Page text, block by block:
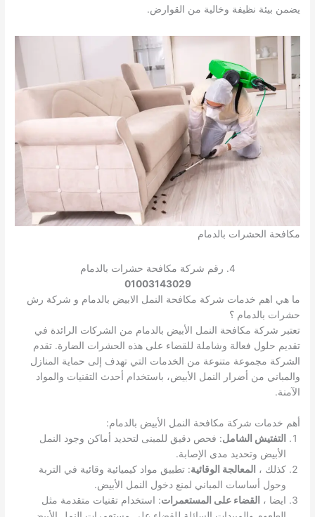
يضمن بيئة نظيفة وخالية من القوارض.
مكافحة الحشرات بالدمام
4. رقم شركة مكافحة حشرات بالدمام
01003143029
ما هي اهم خدمات شركة مكافحة النمل الابيض بالدمام و شركة رش
حشرات بالدمام ؟
تعتبر شركة مكافحة النمل الأبيض بالدمام من الشركات الرائدة في
تقديم حلول فعالة وشاملة للقضاء على هذه الحشرات الضارة. تقدم
الشركة مجموعة متنوعة من الخدمات التي تهدف إلى حماية المنازل
والمباني من أضرار النمل الأبيض، باستخدام أحدث التقنيات والمواد
الآمنة.
أهم خدمات شركة مكافحة النمل الأبيض بالدمام:
التفتيش الشامل: فحص دقيق للمبنى لتحديد أماكن وجود النمل
الأبيض وتحديد مدى الإصابة.
كذلك ، المعالجة الوقائية: تطبيق مواد كيميائية وقائية في التربة
وحول أساسات المباني لمنع دخول النمل الأبيض.
ايضا ، القضاء على المستعمرات: استخدام تقنيات متقدمة مثل